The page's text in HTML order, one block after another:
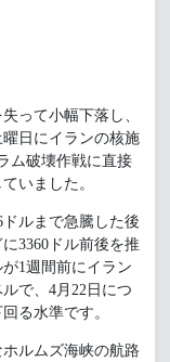
って小幅下落し、
日にイランの核施
ム破壊作戦に直接
いました。
ルまで急騰した後
3360ドル前後を推
1週間前にイラン
で、4月22日につ
る水準です。
ルムズ海峡の航路